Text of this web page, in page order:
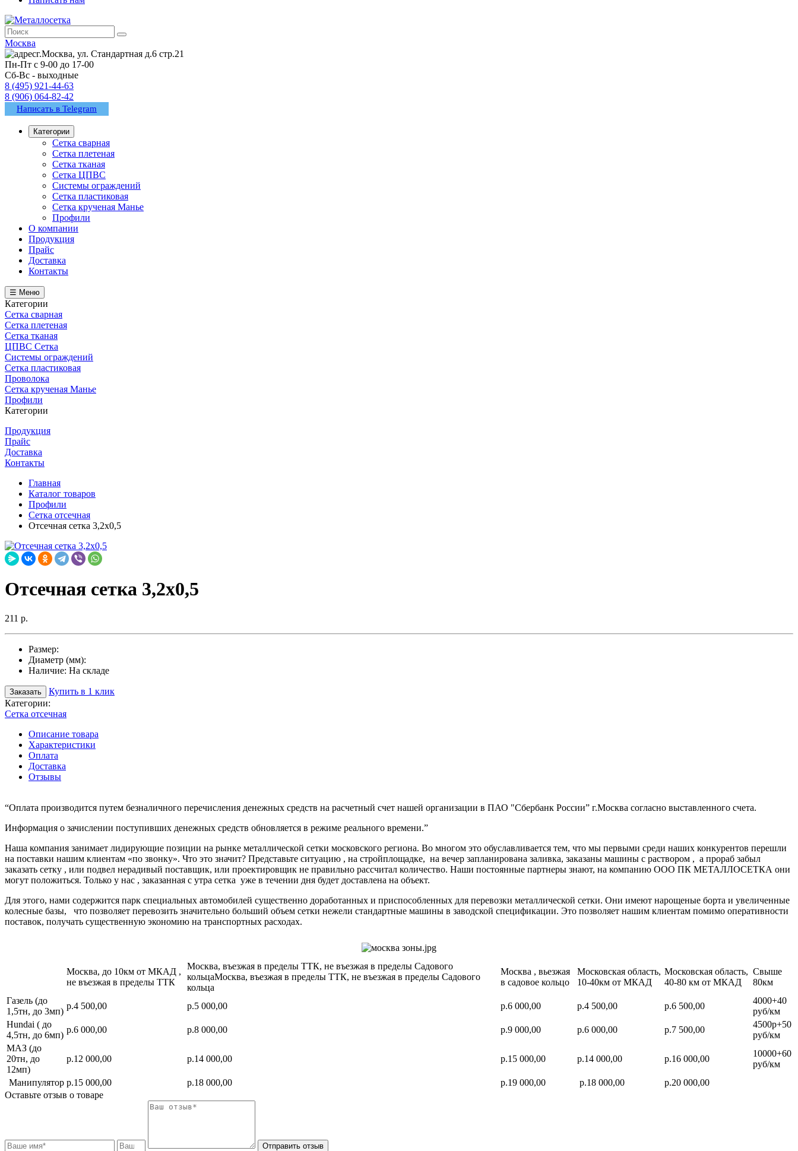
Москва
г.Москва, ул. Стандартная д.6 стр.21
Пн-Пт с 9-00 до 17-00
Сб-Вс - выходные
8 (495) 921-44-63
8 (906) 064-82-42
Написать в Telegram
Категории
Сетка сварная
Сетка плетеная
Сетка тканая
Сетка ЦПВС
Системы ограждений
Сетка пластиковая
Сетка крученая Манье
Профили
О компании
Продукция
Прайс
Доставка
Контакты
☰ Меню
Категории
Сетка сварная
Сетка плетеная
Сетка тканая
ЦПВС Сетка
Системы ограждений
Сетка пластиковая
Проволока
Сетка крученая Манье
Профили
Категории
Продукция
Прайс
Доставка
Контакты
Главная
Каталог товаров
Профили
Сетка отсечная
Отсечная сетка 3,2х0,5
Отсечная сетка 3,2х0,5
211 р.
Размер:
Диаметр (мм):
Наличие: На складе
Заказать
Купить в 1 клик
Категории:
Сетка отсечная
Описание товара
Характеристики
Оплата
Доставка
Отзывы
“Оплата производится путем безналичного перечисления денежных средств на расчетный счет нашей организации в ПАО "Сбербанк России” г.Москва согласно выставленного счета.
Информация о зачислении поступивших денежных средств обновляется в режиме реального времени.”
Наша компания занимает лидирующие позиции на рынке металлической сетки московского региона. Во многом это обуславливается тем, что мы первыми среди наших конкурентов перешли
на поставки нашим клиентам «по звонку». Что это значит? Представьте ситуацию , на стройплощадке, на вечер запланирована заливка, заказаны машины с раствором , а прораб забыл
заказать сетку , или подвел нерадивый поставщик, или проектировщик не правильно рассчитал количество. Наши постоянные партнеры знают, на компанию ООО ПК МЕТАЛЛОСЕТКА они
могут положиться. Только у нас , заказанная с утра сетка уже в течении дня будет доставлена на объект.
Для этого, нами содержится парк специальных автомобилей существенно доработанных и приспособленных для перевозки металлической сетки. Они имеют нарощеные борта и увеличенные
колесные базы, что позволяет перевозить значительно больший объем сетки нежели стандартные машины в заводской спецификации. Это позволяет нашим клиентам помимо оперативности
поставок, получать существенную экономию на транспортных расходах.
Москва, до 10км от МКАД ,
не въезжая в пределы ТТК
Москва, въезжая в пределы ТТК, не въезжая в пределы Садового
кольцаМосква, въезжая в пределы ТТК, не въезжая в пределы Садового
кольца
Москва , вьезжая
в садовое кольцо
Московская область,
10-40км от МКАД
Московская область,
40-80 км от МКАД
Свыше
80км
Газель (до
1,5тн, до 3мп)
р.4 500,00 р.5 000,00 р.6 000,00 р.4 500,00 р.6 500,00
4000+40
руб/км
Hundai ( до
4,5тн, до 6мп)
р.6 000,00 р.8 000,00 р.9 000,00 р.6 000,00 р.7 500,00
4500р+50
руб/км
МАЗ (до
20тн, до
12мп)
р.12 000,00 р.14 000,00 р.15 000,00 р.14 000,00 р.16 000,00
10000+60
руб/км
Манипулятор р.15 000,00 р.18 000,00 р.19 000,00 р.18 000,00
р.20 000,00
Оставьте отзыв о товаре
Отправить отзыв